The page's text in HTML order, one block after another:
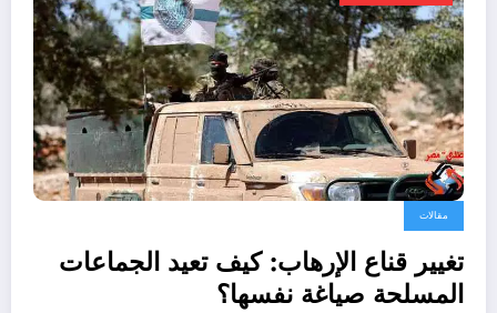
مقالات
تغيير قناع الإرهاب: كيف تعيد الجماعات
المسلحة صياغة نفسها؟